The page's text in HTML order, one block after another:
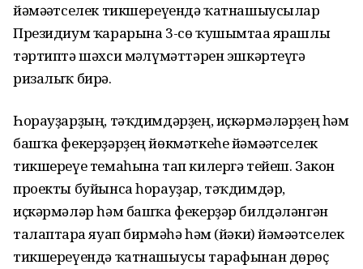
йәмәғәтселек тикшереүендә ҡатнашыусылар
Президиум ҡарарына 3-сө ҡушымтаға ярашлы
тәртиптә шәхси мәғлүмәттәрен эшкәртеүгә
ризалыҡ бирә.
Һорауҙарҙың, тәҡдимдәрҙең, иҫкәрмәләрҙең һәм
башҡа фекерҙәрҙең йөкмәткеһе йәмәғәтселек
тикшереүе темаһына тап килергә тейеш. Закон
проекты буйынса һорауҙар, тәҡдимдәр,
иҫкәрмәләр һәм башҡа фекерҙәр билдәләнгән
талаптарға яуап бирмәһә һәм (йәки) йәмәғәтселек
тикшереүендә ҡатнашыусы тарафынан дөрөҫ